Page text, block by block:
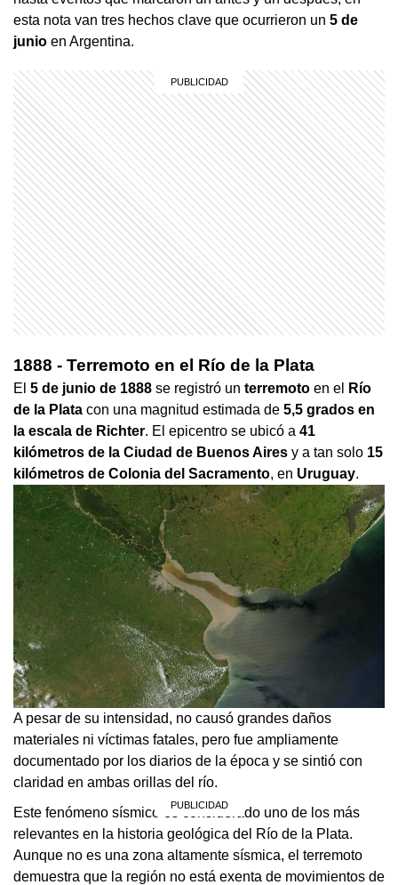
esta nota van tres hechos clave que ocurrieron un 5 de
junio en Argentina.
1888 - Terremoto en el Río de la Plata
El 5 de junio de 1888 se registró un terremoto en el
Río
de la Plata con una magnitud estimada de 5,5 grados en
la escala de Richter. El epicentro se ubicó a 41
kilómetros de la Ciudad de Buenos Aires y a tan solo 15
kilómetros de Colonia del Sacramento, en Uruguay.
A pesar de su intensidad, no causó grandes daños
materiales ni víctimas fatales, pero fue ampliamente
documentado por los diarios de la época y se sintió con
claridad en ambas orillas del río.
Este fenómeno sísmico es considerado uno de los más
relevantes en la historia geológica del Río de la Plata.
Aunque no es una zona altamente sísmica, el terremoto
demuestra que la región no está exenta de movimientos de